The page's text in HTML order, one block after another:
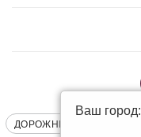
ДОРОЖНЫЕ КОШЕЛЬКИ
Ваш город: